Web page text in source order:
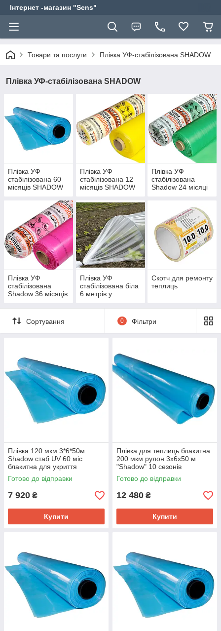
Інтернет -магазин "Sens"
Товари та послуги Плівка УФ-стабілізована SHADOW
Плівка УФ-стабілізована SHADOW
Плівка УФ
стабілізована 60
місяців SHADOW
Плівка УФ
стабілізована 12
місяців SHADOW
метрів у розвороті
Плівка УФ
стабілізована
Shadow 24 місяці
розвороті
Плівка УФ
стабілізована
Shadow 36 місяців
6 метрів у
розвороті
Плівка УФ
стабілізована біла
6 метрів у
Скотч для ремонту
теплиць
Сортування 0 Фільтри
Плівка 120 мкм 3*6*50м
Shadow стаб UV 60 міс
блакитна для укриття
теплиць
Готово до відправки
7 920 ₴
Купити
Плівка для теплиць блакитна
200 мкм рулон 3х6х50 м
"Shadow" 10 сезонів
Готово до відправки
12 480 ₴
Купити